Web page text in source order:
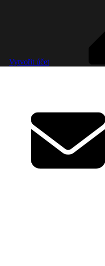
Vytvořit účet